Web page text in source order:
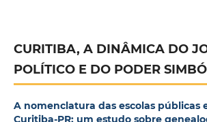
CURITIBA, A DINÂMICA DO
POLÍTICO E DO PODER
A nomenclatura das escolas públicas
Curitiba-PR: um estudo sobre